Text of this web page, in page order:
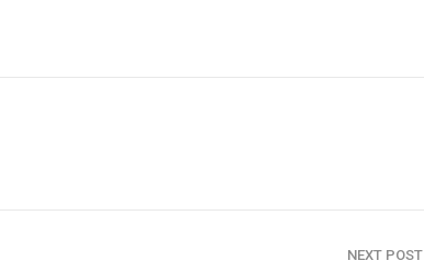
NEXT POST